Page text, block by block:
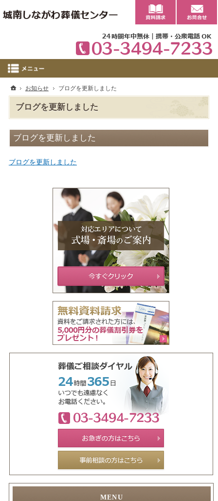
ブログを更新しました
ブログを更新しました
ブログを更新しました
ホーム
お知らせ ブログを更新しました